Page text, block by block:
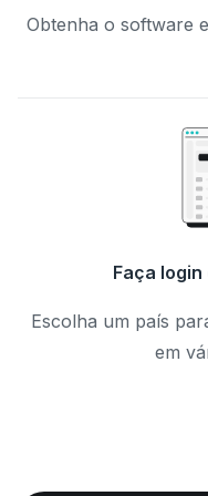
Obtenha o software
Faça
Escolha um país
em